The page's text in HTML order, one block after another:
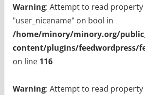
Warning: Attempt to read property
"user_nicename" on bool in
/home/minory/minory.org/
content/plugins/feedwordpress/
on line 116
Warning: Attempt to read property